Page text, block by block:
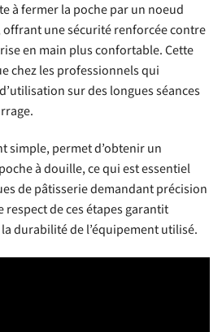
à fermer la poche par un noeud
offrant une sécurité renforcée contre
en main plus confortable. Cette
chez les professionnels qui
sur des longues séances
simple, permet d’obtenir un
à douille, ce qui est essentiel
de pâtisserie demandant précision
de ces étapes garantit
la durabilité de l’équipement utilisé.